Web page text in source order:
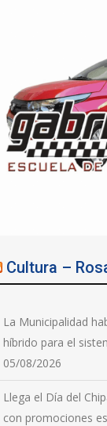
Cultura –
La Municipalidad
híbrido para el
05/08/2026
Llega el Día del
con promociones